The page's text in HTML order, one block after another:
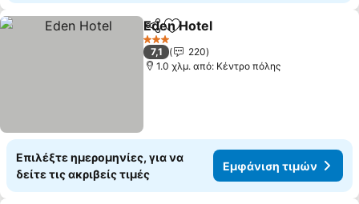
Κοινοποίηση
Προσθήκη στα αγαπημένα
Eden Hotel
3 Αστέρια
7,1
220
1.0 χλμ. από: Κέντρο πόλης
Επιλέξτε ημερομηνίες, για να
δείτε τις ακριβείς τιμές
Εμφάνιση τιμών